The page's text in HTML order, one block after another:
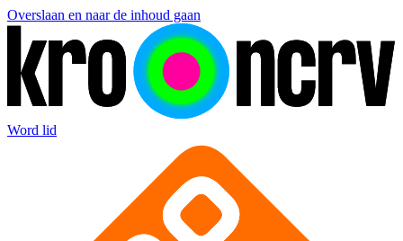
Overslaan en naar de inhoud gaan
Word lid